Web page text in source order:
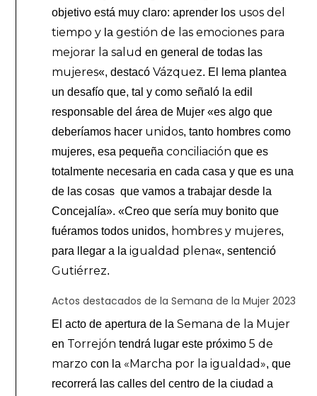
objetivo está muy claro: aprender los usos del
tiempo y la gestión de las emociones para
mejorar la salud en general de todas las
mujeres«, destacóVázquez. El lema plantea
un desafío que, tal y como señaló la edil
responsable del área de Mujer «es algo que
deberíamos hacer unidos, tanto hombres como
mujeres, esa pequeña conciliación que es
totalmente necesaria en cada casa y que es una
de las cosas que vamos a trabajar desde la
Concejalía». «Creo que sería muy bonito que
fuéramos todos unidos, hombres y mujeres,
para llegar a laigualdad plena«, sentenció
Gutiérrez.
Actos destacados de la Semana de la Mujer 2023
El acto de apertura de la Semana de la Mujer
en Torrejón tendrá lugar este próximo5 de
marzo con la «Marcha por la igualdad», que
recorrerá las calles del centro de la ciudad a